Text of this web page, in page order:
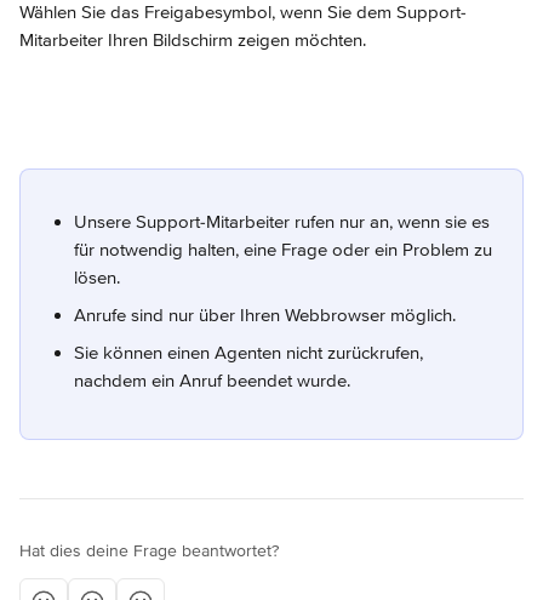
Wählen Sie das Freigabesymbol, wenn Sie dem Support-
Mitarbeiter Ihren Bildschirm zeigen möchten.
Unsere Support-Mitarbeiter rufen nur an, wenn sie es
für notwendig halten, eine Frage oder ein Problem zu
lösen.
Anrufe sind nur über Ihren Webbrowser möglich.
Sie können einen Agenten nicht zurückrufen,
nachdem ein Anruf beendet wurde.
Hat dies deine Frage beantwortet?